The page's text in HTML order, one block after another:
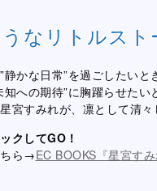
なリトルスト
かな日常”を過ごしたい
への期待”に胸躍らせた
宮すみれが、凛として清
クしてGO！
ちら→EC BOOKS『星宮す